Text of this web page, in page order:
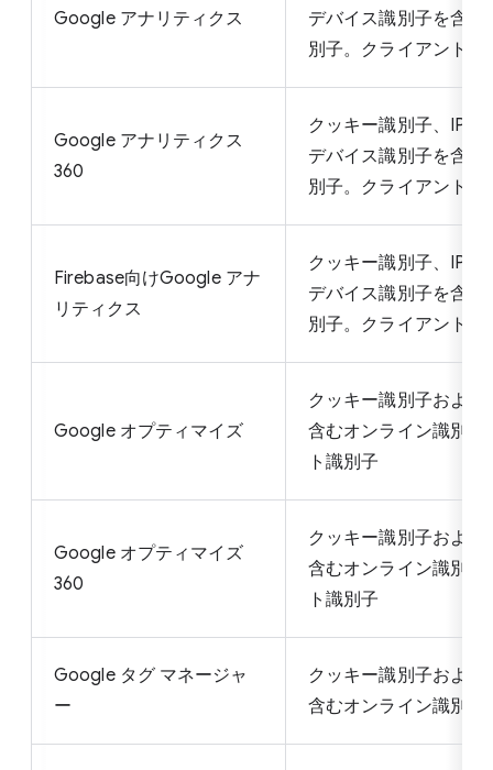
Google アナリティクス
デバイス識別子を含む
別子。クライアント識
Google アナリティクス
360
クッキー識別子、IPア
デバイス識別子を含む
別子。クライアント識
Firebase向けGoogle アナ
リティクス
クッキー識別子、IPア
デバイス識別子を含む
別子。クライアント識
Google オプティマイズ
クッキー識別子および
含むオンライン識別子
ト識別子
Google オプティマイズ
360
クッキー識別子および
含むオンライン識別子
ト識別子
Google タグ マネージャ
ー
クッキー識別子および
含むオンライン識別子